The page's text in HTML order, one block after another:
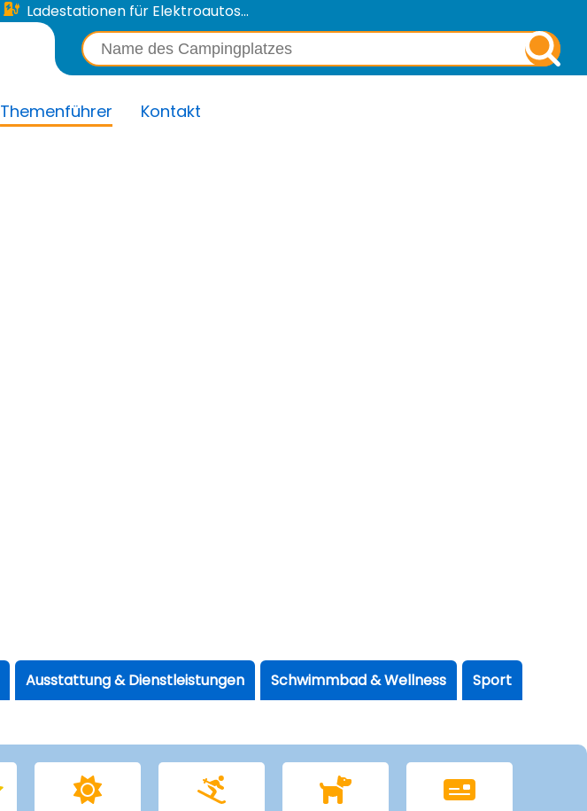
Ladestationen für Elektroautos...
Themenführer Kontakt
Ausstattung & Dienstleistungen Schwimmbad & Wellness Sport